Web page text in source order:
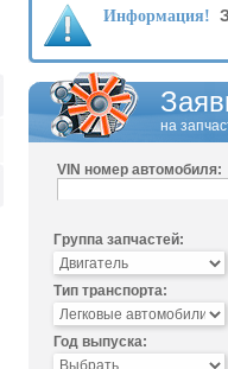
Информация!
на
VIN номер автомобиля:
Группа запчастей:
Тип транспорта:
Год выпуска: